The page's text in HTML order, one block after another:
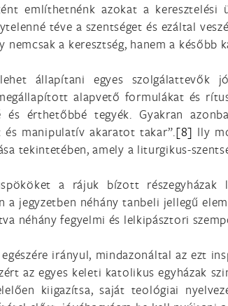
említhetnénk azokat a keresztelési
téve a szentséget és ezáltal
nemcsak a keresztség, hanem a
állapítani egyes szolgálattevők
alapvető formulákat és
és érthetőbbé tegyék. Gyakran
manipulatív akaratot takar”.[8] Ily
tekintetében, amely a liturgikus-
a rájuk bízott részegyházak
jegyzetben néhány tanbeli jellegű
néhány fegyelmi és lelkipásztori
irányul, mindazonáltal az ezt
az egyes keleti katolikus egyházak
kiigazítsa, saját teológiai